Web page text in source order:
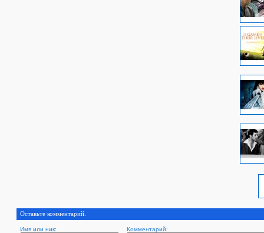
Оставьте комментарий.
Имя или ник: Комментарий: